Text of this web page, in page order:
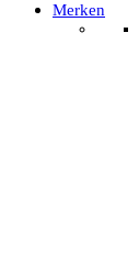
Merken